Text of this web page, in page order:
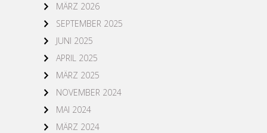
MÄRZ 2026
SEPTEMBER 2025
JUNI 2025
APRIL 2025
MÄRZ 2025
NOVEMBER 2024
MAI 2024
MÄRZ 2024